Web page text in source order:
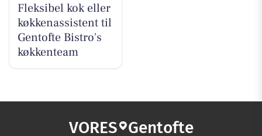
Fleksibel kok eller
køkkenassistent til
Gentofte Bistro's
køkkenteam
VORES Gentofte